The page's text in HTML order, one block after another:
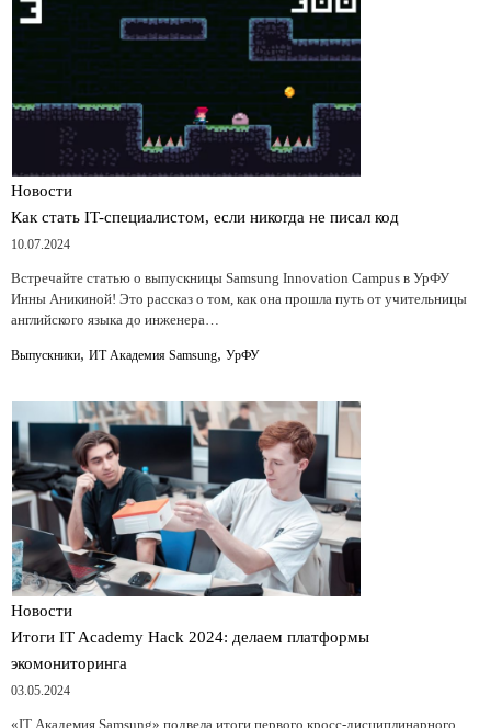
Новости
Как стать IT-специалистом, если никогда не писал код
10.07.2024
Встречайте статью о выпускницы Samsung Innovation Campus в УрФУ
Инны Аникиной! Это рассказ о том, как она прошла путь от учительницы
английского языка до инженера…
Выпускники, ИТ Академия Samsung, УрФУ
Новости
Итоги IT Academy Hack 2024: делаем платформы
экомониторинга
03.05.2024
«IT Академия Samsung» подвела итоги первого кросс-дисциплинарного